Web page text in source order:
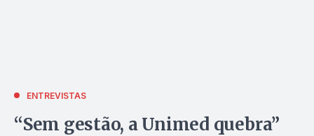
ENTREVISTAS
“Sem gestão, a Unimed quebra”